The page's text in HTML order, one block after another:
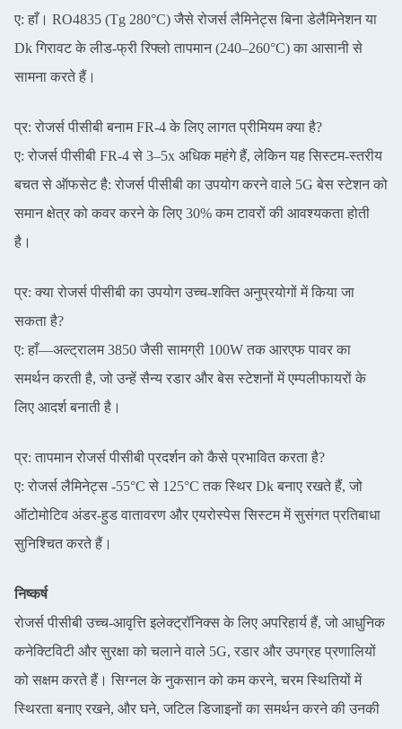
ए: हाँ। RO4835 (Tg 280°C) जैसे रोजर्स लैमिनेट्स बिना डेलैमिनेशन या
Dk गिरावट के लीड-फ्री रिफ्लो तापमान (240–260°C) का आसानी से
सामना करते हैं।
प्र: रोजर्स पीसीबी बनाम FR-4 के लिए लागत प्रीमियम क्या है?
ए: रोजर्स पीसीबी FR-4 से 3–5x अधिक महंगे हैं, लेकिन यह सिस्टम-स्तरीय
बचत से ऑफसेट है: रोजर्स पीसीबी का उपयोग करने वाले 5G बेस स्टेशन को
समान क्षेत्र को कवर करने के लिए 30% कम टावरों की आवश्यकता होती
है।
प्र: क्या रोजर्स पीसीबी का उपयोग उच्च-शक्ति अनुप्रयोगों में किया जा
सकता है?
ए: हाँ—अल्ट्रालम 3850 जैसी सामग्री 100W तक आरएफ पावर का
समर्थन करती है, जो उन्हें सैन्य रडार और बेस स्टेशनों में एम्पलीफायरों के
लिए आदर्श बनाती है।
प्र: तापमान रोजर्स पीसीबी प्रदर्शन को कैसे प्रभावित करता है?
ए: रोजर्स लैमिनेट्स -55°C से 125°C तक स्थिर Dk बनाए रखते हैं, जो
ऑटोमोटिव अंडर-हुड वातावरण और एयरोस्पेस सिस्टम में सुसंगत प्रतिबाधा
सुनिश्चित करते हैं।
निष्कर्ष
रोजर्स पीसीबी उच्च-आवृत्ति इलेक्ट्रॉनिक्स के लिए अपरिहार्य हैं, जो आधुनिक
कनेक्टिविटी और सुरक्षा को चलाने वाले 5G, रडार और उपग्रह प्रणालियों
को सक्षम करते हैं। सिग्नल के नुकसान को कम करने, चरम स्थितियों में
स्थिरता बनाए रखने, और घने, जटिल डिजाइनों का समर्थन करने की उनकी